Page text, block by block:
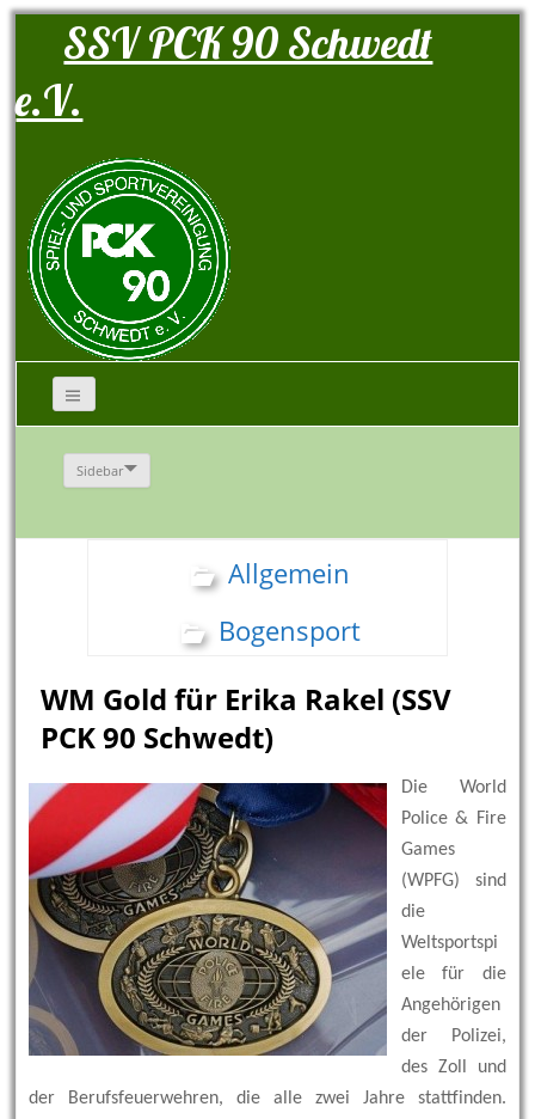
SSV PCK 90 Schwedt
e.V.
Sidebar
Allgemein
Bogensport
WM Gold für Erika Rakel (SSV
PCK 90 Schwedt)
Die World
Police & Fire
Games
(WPFG) sind
die
Weltsportspi
ele für die
Angehörigen
der Polizei,
des Zoll und
der Berufsfeuerwehren, die alle zwei Jahre stattfinden.